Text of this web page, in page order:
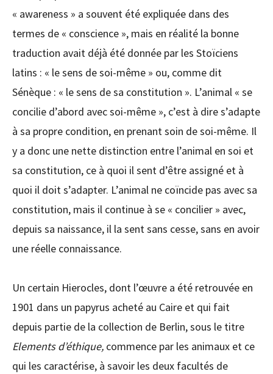
« awareness » a souvent été expliquée dans des
termes de « conscience », mais en réalité la bonne
traduction avait déjà été donnée par les Stoïciens
latins : « le sens de soi-même » ou, comme dit
Sénèque : « le sens de sa constitution ». L’animal « se
concilie d’abord avec soi-même », c’est à dire s’adapte
à sa propre condition, en prenant soin de soi-même. Il
y a donc une nette distinction entre l’animal en soi et
sa constitution, ce à quoi il sent d’être assigné et à
quoi il doit s’adapter. L’animal ne coïncide pas avec sa
constitution, mais il continue à se « concilier » avec,
depuis sa naissance, il la sent sans cesse, sans en avoir
une réelle connaissance.
Un certain Hierocles, dont l’œuvre a été retrouvée en
1901 dans un papyrus acheté au Caire et qui fait
depuis partie de la collection de Berlin, sous le titre
Elements d’éthique, commence par les animaux et ce
qui les caractérise, à savoir les deux facultés de